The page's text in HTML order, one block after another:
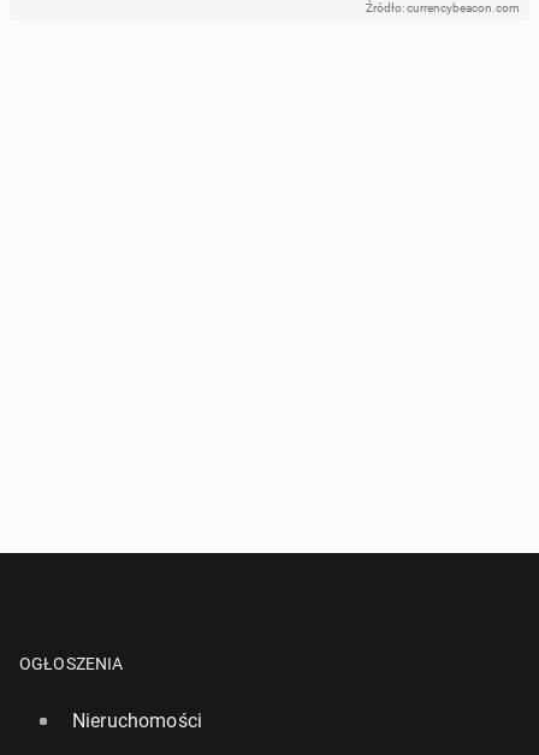
Źródło: currencybeacon.com
OGŁOSZENIA
Nieruchomości